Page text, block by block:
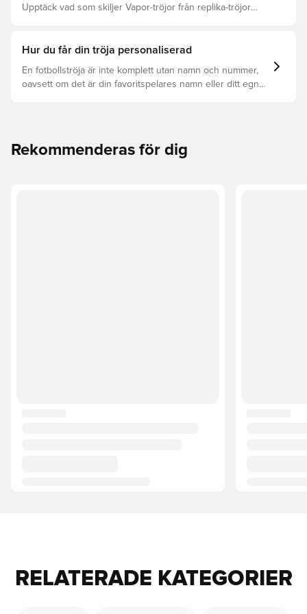
Upptäck vad som skiljer Vapor-tröjor från replika-tröjor
Hur du får din tröja personaliserad
En fotbollströja är inte komplett utan namn och nummer,
oavsett om det är din favoritspelares namn eller ditt egna.
Rekommenderas för dig
RELATERADE KATEGORIER